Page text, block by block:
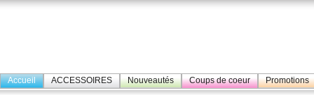
Accueil ACCESSOIRES Nouveautés Coups de coeur Promotions